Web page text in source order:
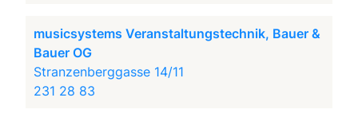
musicsystems Veranstaltungstechnik, Bauer &
Bauer OG
Stranzenberggasse 14/11
231 28 83